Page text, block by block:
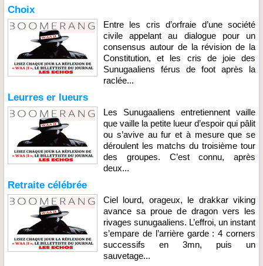
Choix
Entre les cris d’orfraie d’une société
civile appelant au dialogue pour un
consensus autour de la révision de la
Constitution, et les cris de joie des
Sunugaaliens férus de foot après la
raclée...
Leurres er lueurs
Les Sunugaaliens entretiennent vaille
que vaille la petite lueur d’espoir qui pâlit
ou s’avive au fur et à mesure que se
déroulent les matchs du troisième tour
des groupes. C’est connu, après
deux...
Retraite célébrée
Ciel lourd, orageux, le drakkar viking
avance sa proue de dragon vers les
rivages sunugaaliens. L’effroi, un instant
s’empare de l’arrière garde : 4 corners
successifs en 3mn, puis un
sauvetage...